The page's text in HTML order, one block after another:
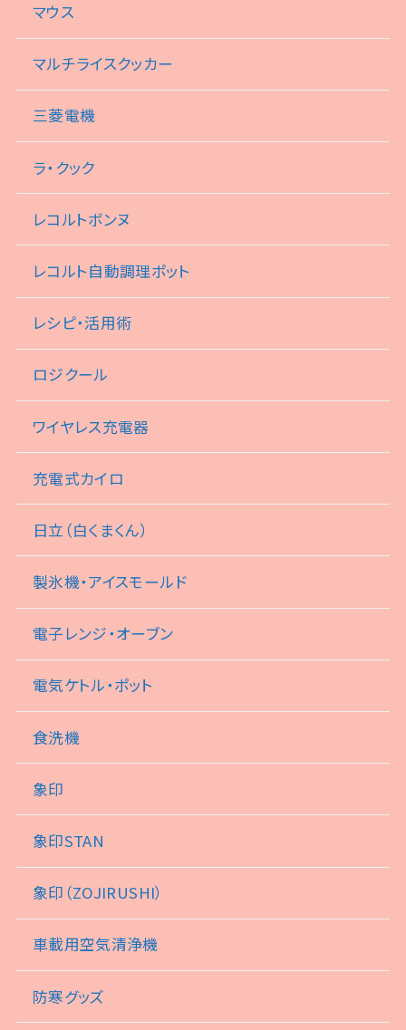
マウス
マルチライスクッカー
三菱電機
ラ・クック
レコルトボンヌ
レコルト自動調理ポット
レシピ・活用術
ロジクール
ワイヤレス充電器
充電式カイロ
日立（白くまくん）
製氷機・アイスモールド
電子レンジ・オーブン
電気ケトル・ポット
食洗機
象印
象印STAN
象印（ZOJIRUSHI）
車載用空気清浄機
防寒グッズ